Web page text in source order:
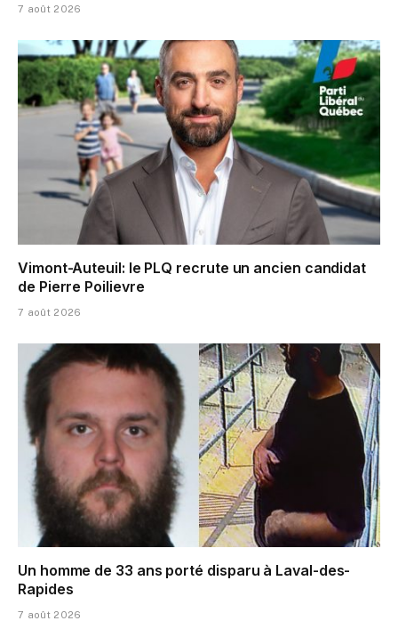
7 août 2026
Vimont-Auteuil: le PLQ recrute un ancien candidat
de Pierre Poilievre
7 août 2026
Un homme de 33 ans porté disparu à Laval-des-
Rapides
7 août 2026